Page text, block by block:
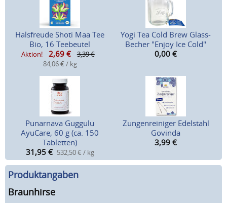
Halsfreude Shoti Maa Tee
Bio, 16 Teebeutel
Aktion! 2,69 €
3,39 €
84,06 € / kg
Yogi Tea Cold Brew Glass-
Becher "Enjoy Ice Cold"
0,00 €
Punarnava Guggulu
AyuCare, 60 g (ca. 150
Tabletten)
31,95 € 532,50 € / kg
Zungenreiniger Edelstahl
Govinda
3,99 €
Produktangaben
Braunhirse